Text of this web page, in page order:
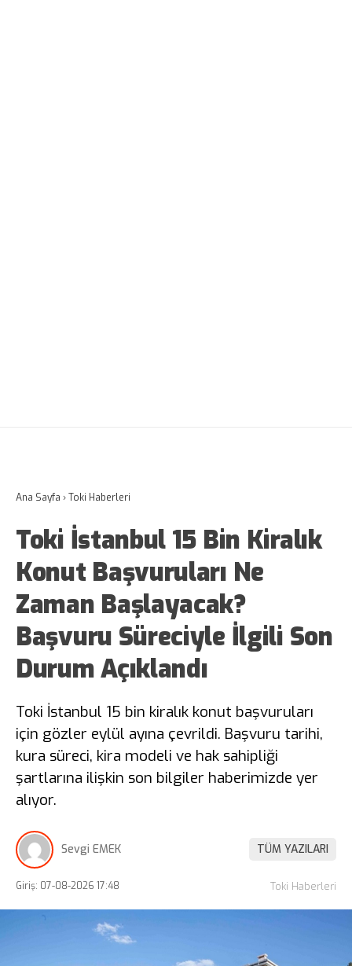
Ana Sayfa ›Toki Haberleri
Toki İstanbul 15 Bin Kiralık
Konut Başvuruları Ne
Zaman Başlayacak?
Başvuru Süreciyle İlgili Son
Durum Açıklandı
Toki İstanbul 15 bin kiralık konut başvuruları
için gözler eylül ayına çevrildi. Başvuru tarihi,
kura süreci, kira modeli ve hak sahipliği
şartlarına ilişkin son bilgiler haberimizde yer
alıyor.
Sevgi EMEK TÜM YAZILARI
Giriş: 07-08-2026 17:48 Toki Haberleri